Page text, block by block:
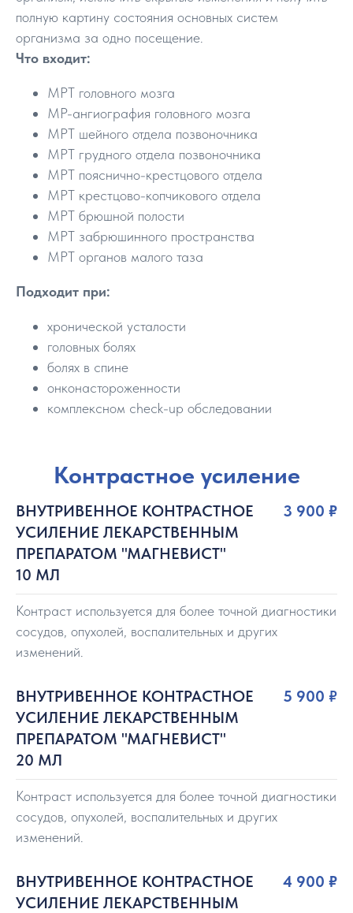
полную картину состояния основных систем
организма за одно посещение.
Что входит:
МРТ головного мозга
МР-ангиография головного мозга
МРТ шейного отдела позвоночника
МРТ грудного отдела позвоночника
МРТ пояснично-крестцового отдела
МРТ крестцово-копчикового отдела
МРТ брюшной полости
МРТ забрюшинного пространства
МРТ органов малого таза
Подходит при:
хронической усталости
головных болях
болях в спине
онконастороженности
комплексном check-up обследовании
Контрастное усиление
ВНУТРИВЕННОЕ КОНТРАСТНОЕ
УСИЛЕНИЕ ЛЕКАРСТВЕННЫМ
ПРЕПАРАТОМ "МАГНЕВИСТ"
10 МЛ
3 900 ₽
Контраст используется для более точной диагностики
сосудов, опухолей, воспалительных и других
изменений.
ВНУТРИВЕННОЕ КОНТРАСТНОЕ
УСИЛЕНИЕ ЛЕКАРСТВЕННЫМ
ПРЕПАРАТОМ "МАГНЕВИСТ"
20 МЛ
5 900 ₽
Контраст используется для более точной диагностики
сосудов, опухолей, воспалительных и других
изменений.
ВНУТРИВЕННОЕ КОНТРАСТНОЕ
УСИЛЕНИЕ ЛЕКАРСТВЕННЫМ
4 900 ₽